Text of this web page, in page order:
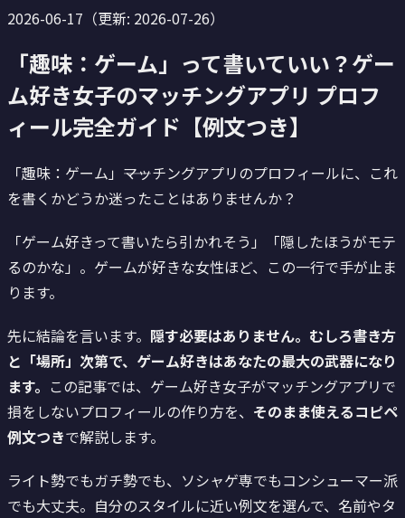
2026-06-17 （更新: 2026-07-26）
「趣味：ゲーム」って書いていい？ゲー
ム好き女子のマッチングアプリ プロフ
ィール完全ガイド【例文つき】
「趣味：ゲーム」――マッチングアプリのプロフィールに、これ
を書くかどうか迷ったことはありませんか？
「ゲーム好きって書いたら引かれそう」「隠したほうがモテ
るのかな」。ゲームが好きな女性ほど、この一行で手が止ま
ります。
先に結論を言います。 隠す必要はありません。むしろ書き方
と「場所」次第で、ゲーム好きはあなたの最大の武器になり
ます。 この記事では、ゲーム好き女子がマッチングアプリで
損をしないプロフィールの作り方を、 そのまま使えるコピペ
例文つきで解説します。
ライト勢でもガチ勢でも、ソシャゲ専でもコンシューマー派
でも大丈夫。自分のスタイルに近い例文を選んで、名前やタ